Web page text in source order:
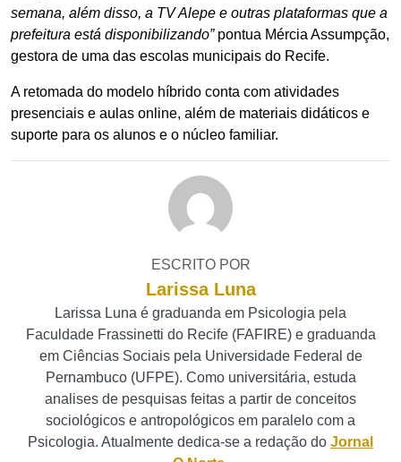
semana, além disso, a TV Alepe e outras plataformas que a
prefeitura está disponibilizando” pontua Mércia Assumpção,
gestora de uma das escolas municipais do Recife.
A retomada do modelo híbrido conta com atividades
presenciais e aulas online, além de materiais didáticos e
suporte para os alunos e o núcleo familiar.
ESCRITO POR
Larissa Luna
Larissa Luna é graduanda em Psicologia pela
Faculdade Frassinetti do Recife (FAFIRE) e graduanda
em Ciências Sociais pela Universidade Federal de
Pernambuco (UFPE). Como universitária, estuda
analises de pesquisas feitas a partir de conceitos
sociológicos e antropológicos em paralelo com a
Psicologia. Atualmente dedica-se a redação do Jornal